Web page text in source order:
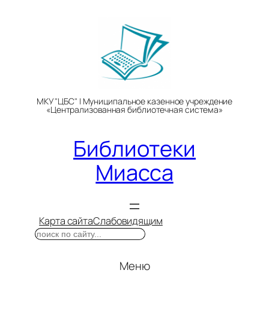
МКУ "ЦБС" | Муниципальное казенное учреждение
«Централизованная библиотечная система»
Библиотеки
Миасса
Карта сайтаСлабовидящим
Поиск
Меню